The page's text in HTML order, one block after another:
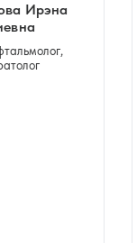
Ирэна